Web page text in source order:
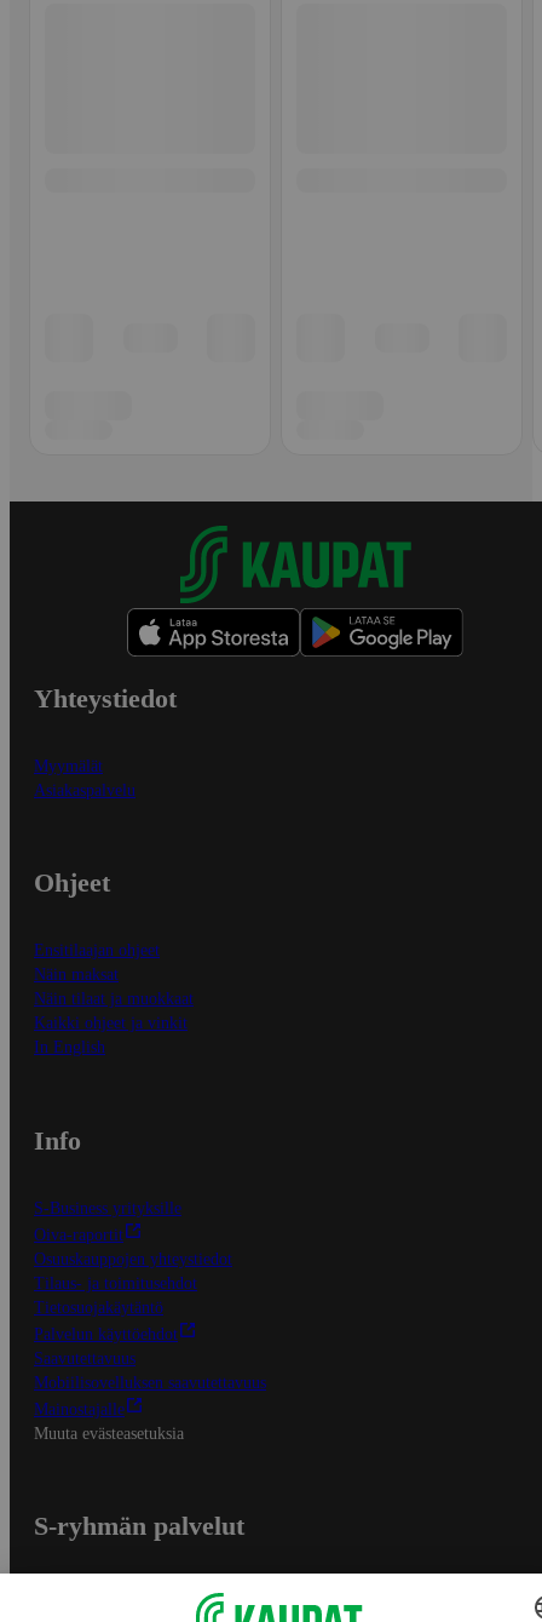
Yhteystiedot
Myymälät
Asiakaspalvelu
Ohjeet
Ensitilaajan ohjeet
Näin maksat
Näin tilaat ja muokkaat
Kaikki ohjeet ja vinkit
In English
Info
S-Business yrityksille
Oiva-raportit
Osuuskauppojen yhteystiedot
Tilaus- ja toimitusehdot
Tietosuojakäytäntö
Palvelun käyttöehdot
Saavutettavuus
Mobiilisovelluksen saavutettavuus
Mainostajalle
Muuta evästeasetuksia
S-ryhmän palvelut